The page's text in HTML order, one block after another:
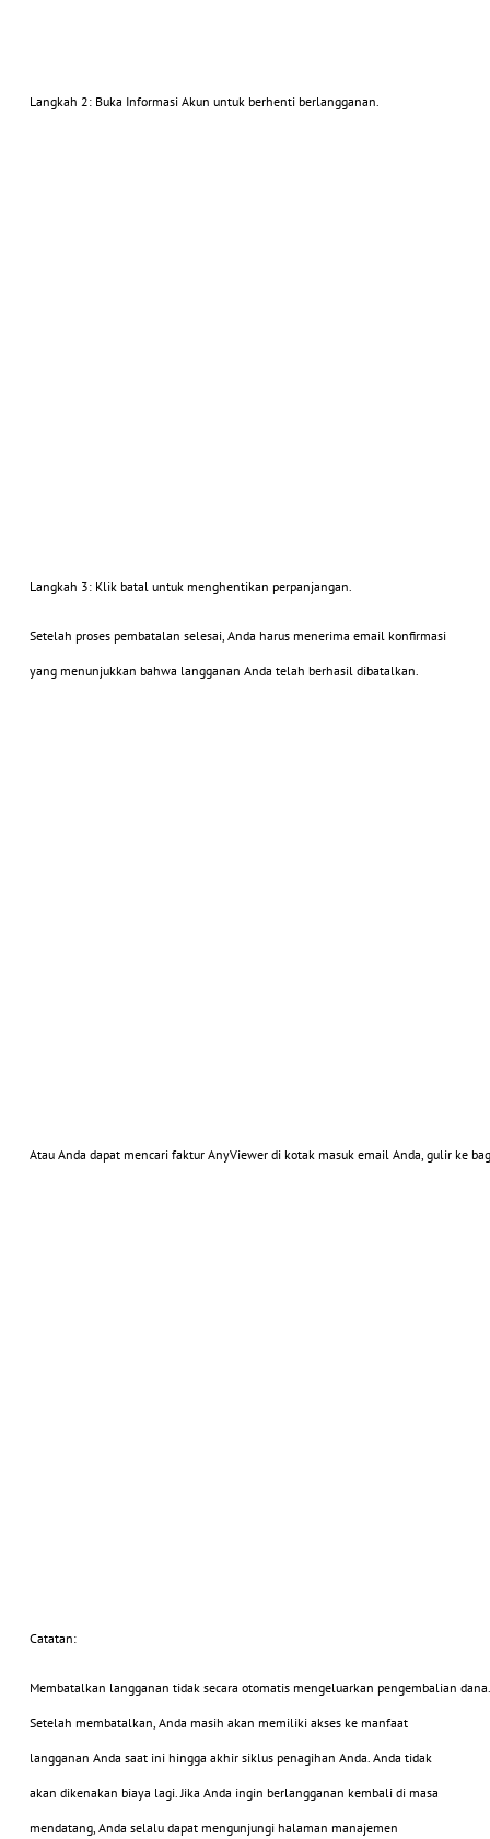
Langkah 2: Buka Informasi Akun untuk berhenti berlangganan.
Langkah 3: Klik batal untuk menghentikan perpanjangan.
Setelah proses pembatalan selesai, Anda harus menerima email konfirmasi
yang menunjukkan bahwa langganan Anda telah berhasil dibatalkan.
Atau Anda dapat mencari faktur AnyViewer di kotak masuk email Anda, gulir ke
Catatan:
Membatalkan langganan tidak secara otomatis mengeluarkan pengembalian
Setelah membatalkan, Anda masih akan memiliki akses ke manfaat
langganan Anda saat ini hingga akhir siklus penagihan Anda. Anda tidak
akan dikenakan biaya lagi. Jika Anda ingin berlangganan kembali di masa
mendatang, Anda selalu dapat mengunjungi halaman manajemen